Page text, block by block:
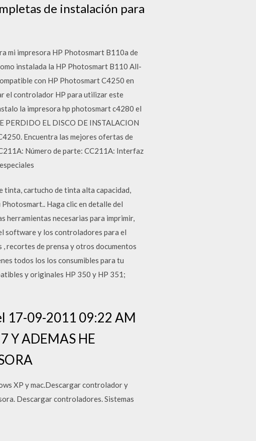
de instalación para
mi impresora HP Photosmart B110a de
instalada la HP Photosmart B110 All-
con HP Photosmart C4250 en
el controlador HP para utilizar este
la impresora hp photosmart c4280 el
EL DISCO DE INSTALACION
Encuentra las mejores ofertas de
Número de parte: CC211A: Interfaz
tinta, cartucho de tinta alta capacidad,
Haga clic en detalle del
herramientas necesarias para imprimir,
software y los controladores para el
recortes de prensa y otros documentos
todos los los consumibles para tu
y originales HP 350 y HP 351;
‎17-09-2011 09:22 AM
Y ADEMAS HE
XP y mac.Descargar controlador y
Descargar controladores. Sistemas